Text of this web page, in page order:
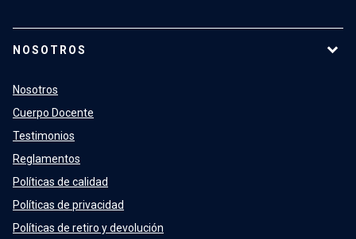
NOSOTROS
Nosotros
Cuerpo Docente
Testimonios
Reglamentos
Políticas de calidad
Políticas de privacidad
Políticas de retiro y devolución